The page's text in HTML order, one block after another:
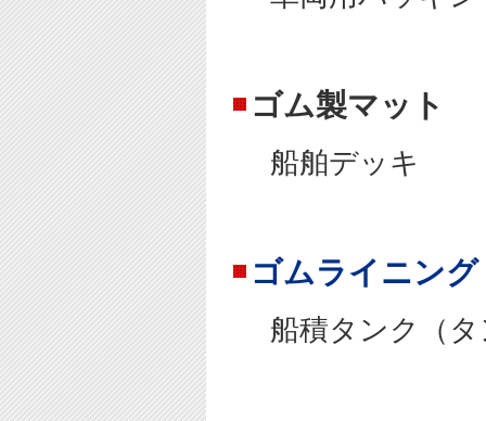
ゴム製マット
船舶デッキ
ゴムライニング
船積タンク（